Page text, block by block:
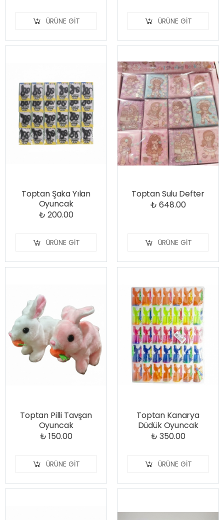
ÜRÜNE GIT ÜRÜNE GIT
Toptan Şaka Yılan
Oyuncak
₺ 200.00
ÜRÜNE GIT
Toptan Sulu Defter
₺ 648.00
ÜRÜNE GIT
Toptan Pilli Tavşan
Oyuncak
₺ 150.00
ÜRÜNE GIT
Toptan Kanarya
Düdük Oyuncak
₺ 350.00
ÜRÜNE GIT